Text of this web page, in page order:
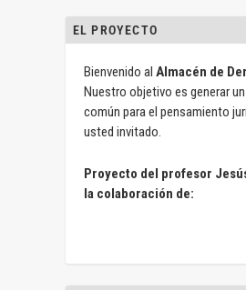
EL PROYECTO
Bienvenido al Almacén de
Nuestro objetivo es generar
común para el pensamiento
usted invitado.
Proyecto del profesor
la colaboración de: